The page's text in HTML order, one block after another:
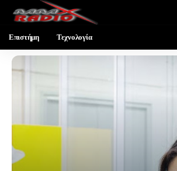
Επιστήμη Τεχνολογία